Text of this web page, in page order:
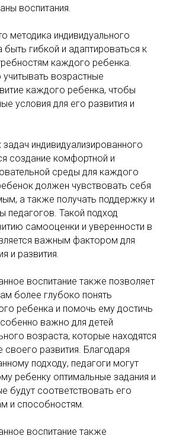
воспитания.
методика индивидуального
быть гибкой и адаптироваться к
каждого ребенка.
возрастные
каждого ребенка, чтобы
условия для его развития и
индивидуализированного
создание комфортной и
среды для каждого
должен чувствовать себя
а также получать поддержку и
педагогов. Такой подход
самооценки и уверенности в
важным фактором для
и развития.
воспитание также позволяет
более глубоко понять
ребенка и помочь ему достичь
важно для детей
возраста, которые находятся
своего развития. Благодаря
подходу, педагоги могут
ребенку оптимальные задания и
будут соответствовать его
и способностям.
воспитание также